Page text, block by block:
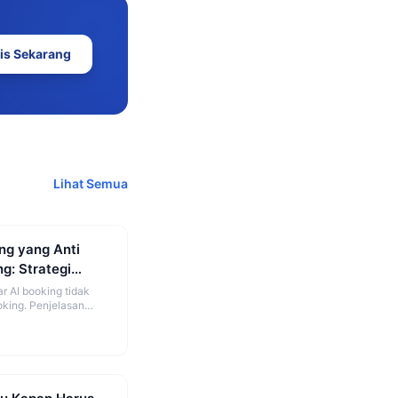
Sekarang
Lihat Semua
yang Anti
Strategi
AI booking tidak
Penjelasan